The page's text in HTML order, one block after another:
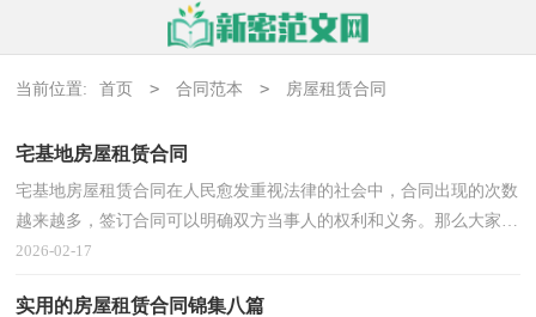
当前位置: 首页 > 合同范本 > 房屋租赁合同
宅基地房屋租赁合同
宅基地房屋租赁合同在人民愈发重视法律的社会中，合同出现的次数
越来越多，签订合同可以明确双方当事人的权利和义务。那么大家知
道正规的合同书怎么写吗？下面是小编收集整理的宅...
2026-02-17
实用的房屋租赁合同锦集八篇